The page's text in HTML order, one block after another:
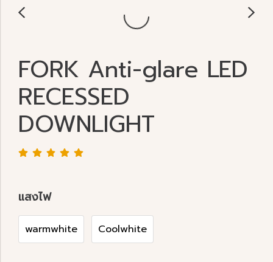
FORK Anti-glare LED
RECESSED
DOWNLIGHT
แสงไฟ
warmwhite Coolwhite